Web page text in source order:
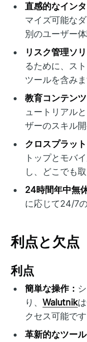
直感的なイン
マイズ可能な
別のユーザー
リスク管理ソ
るために、ス
ツールを含みま
教育コンテン
ュートリアル
ザーのスキル
クロスプラッ
トップとモバ
し、どこでも
24時間年中無
に応じて24/7
利点と欠点
利点
簡単な操作：
り、Walutnik
クセス可能です
革新的なツール